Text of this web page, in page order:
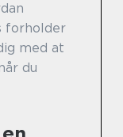
forholder
med at
du